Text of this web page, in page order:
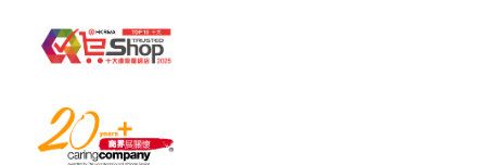
規格
水溫(中溫): 65-75 °C
水溫(室溫): 室溫溫度
訂講１２公升或１８公升桶裝蒸餾水需繳交水樽按
金將於退回水樽時退還。
保養: